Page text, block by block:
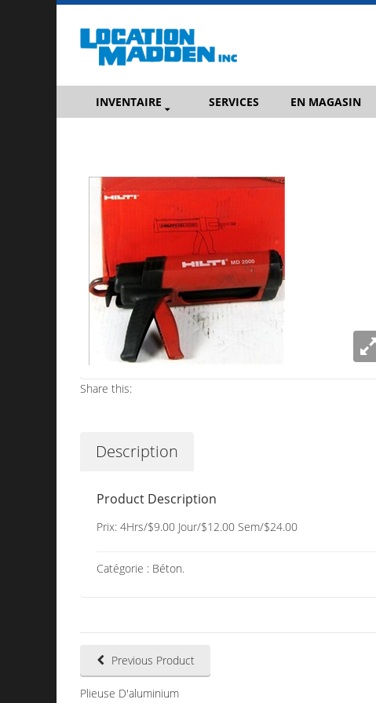
INVENTAIRE SERVICES EN MAGASIN
Share this:
Description
Product Description
Prix: 4Hrs/$9.00 Jour/$12.00 Sem/$24.00
Catégorie : Béton.
Previous Product
Plieuse D'aluminium